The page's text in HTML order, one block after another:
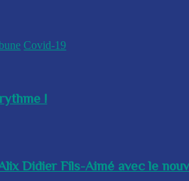
Covid-19
!
Didier Fils-Aimé avec le